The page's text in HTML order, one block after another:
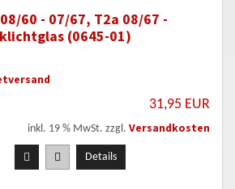
60 - 07/67, T2a 08/67 -
(0645-01)
31,95 EUR
inkl. 19 % MwSt. zzgl. Versandkosten
Details